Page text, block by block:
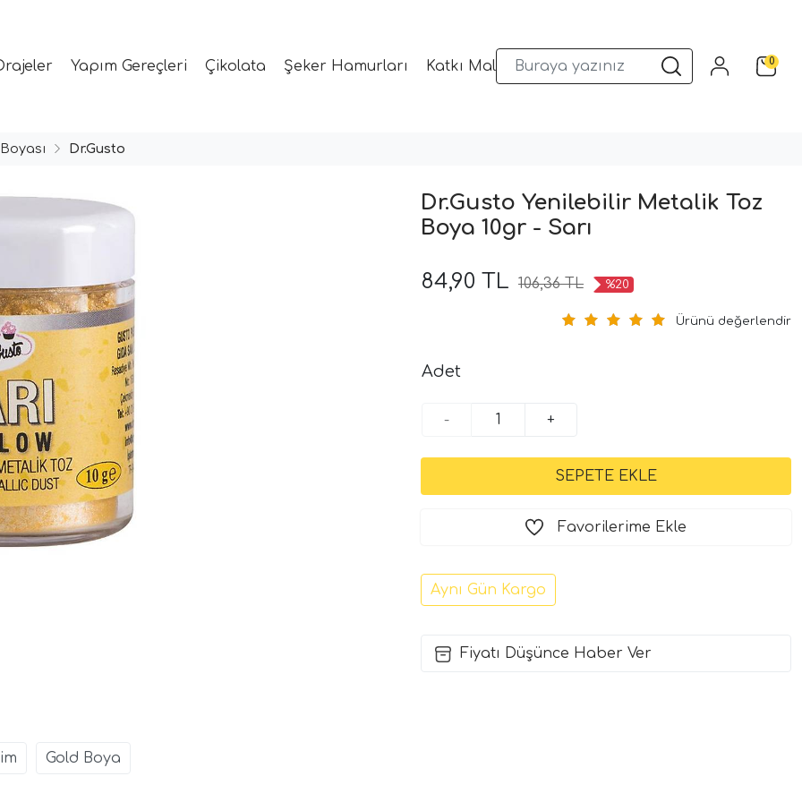
Yapım Gereçleri Çikolata Şeker Hamurları Katkı Malzemeleri Sunum Gereçleri Kalıplar0
Dr.Gusto
Dr.Gusto Yenilebilir Metalik Toz
Boya 10gr - Sarı
84,90 TL 106,36 TL %20
Ürünü değerlendir
Adet
- +
Favorilerime Ekle
Aynı Gün Kargo
Fiyatı Düşünce Haber Ver
Gold Boya